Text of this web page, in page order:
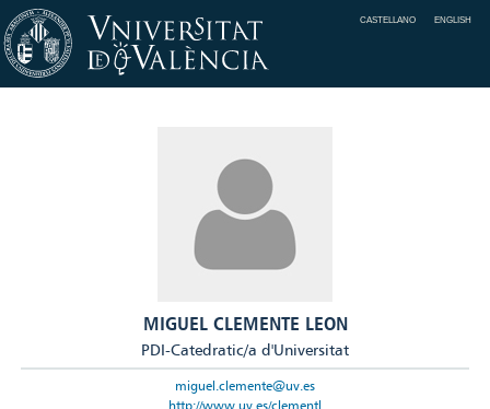
CASTELLANO ENGLISH
MIGUEL CLEMENTE LEON
PDI-Catedratic/a d'Universitat
miguel.clemente@uv.es
http://www.uv.es/clementl